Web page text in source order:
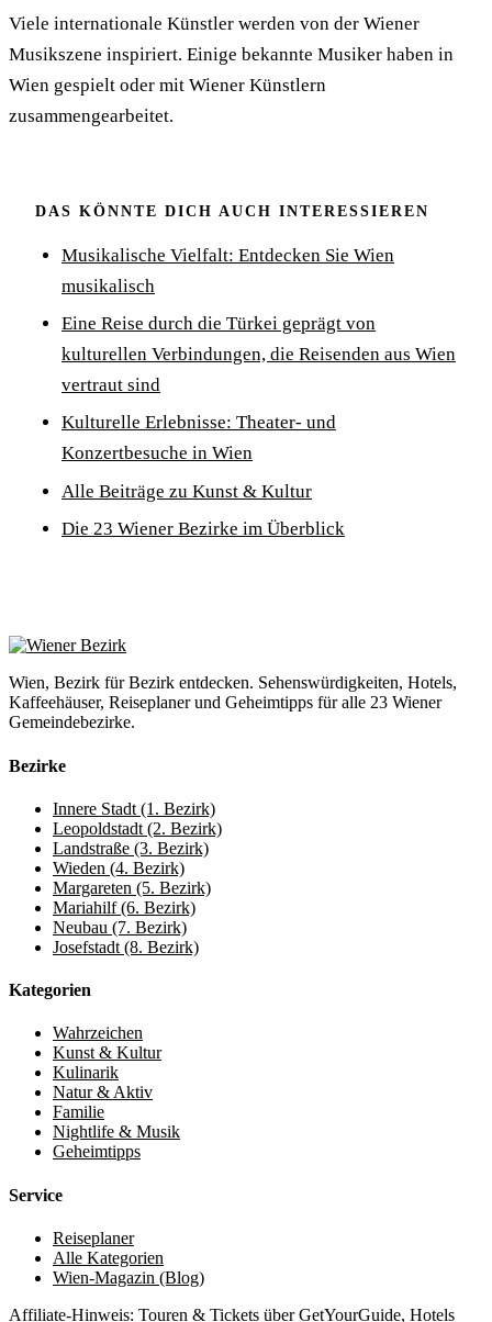
Viele internationale Künstler werden von der Wiener
Musikszene inspiriert. Einige bekannte Musiker haben in
Wien gespielt oder mit Wiener Künstlern
zusammengearbeitet.
DAS KÖNNTE DICH AUCH INTERESSIEREN
Musikalische Vielfalt: Entdecken Sie Wien
musikalisch
Eine Reise durch die Türkei geprägt von
kulturellen Verbindungen, die Reisenden aus Wien
vertraut sind
Kulturelle Erlebnisse: Theater- und
Konzertbesuche in Wien
Alle Beiträge zu Kunst & Kultur
Die 23 Wiener Bezirke im Überblick
Wien, Bezirk für Bezirk entdecken. Sehenswürdigkeiten, Hotels,
Kaffeehäuser, Reiseplaner und Geheimtipps für alle 23 Wiener
Gemeindebezirke.
Bezirke
Innere Stadt (1. Bezirk)
Leopoldstadt (2. Bezirk)
Landstraße (3. Bezirk)
Wieden (4. Bezirk)
Margareten (5. Bezirk)
Mariahilf (6. Bezirk)
Neubau (7. Bezirk)
Josefstadt (8. Bezirk)
Kategorien
Wahrzeichen
Kunst & Kultur
Kulinarik
Natur & Aktiv
Familie
Nightlife & Musik
Geheimtipps
Service
Reiseplaner
Alle Kategorien
Wien-Magazin (Blog)
Affiliate-Hinweis: Touren & Tickets über GetYourGuide, Hotels